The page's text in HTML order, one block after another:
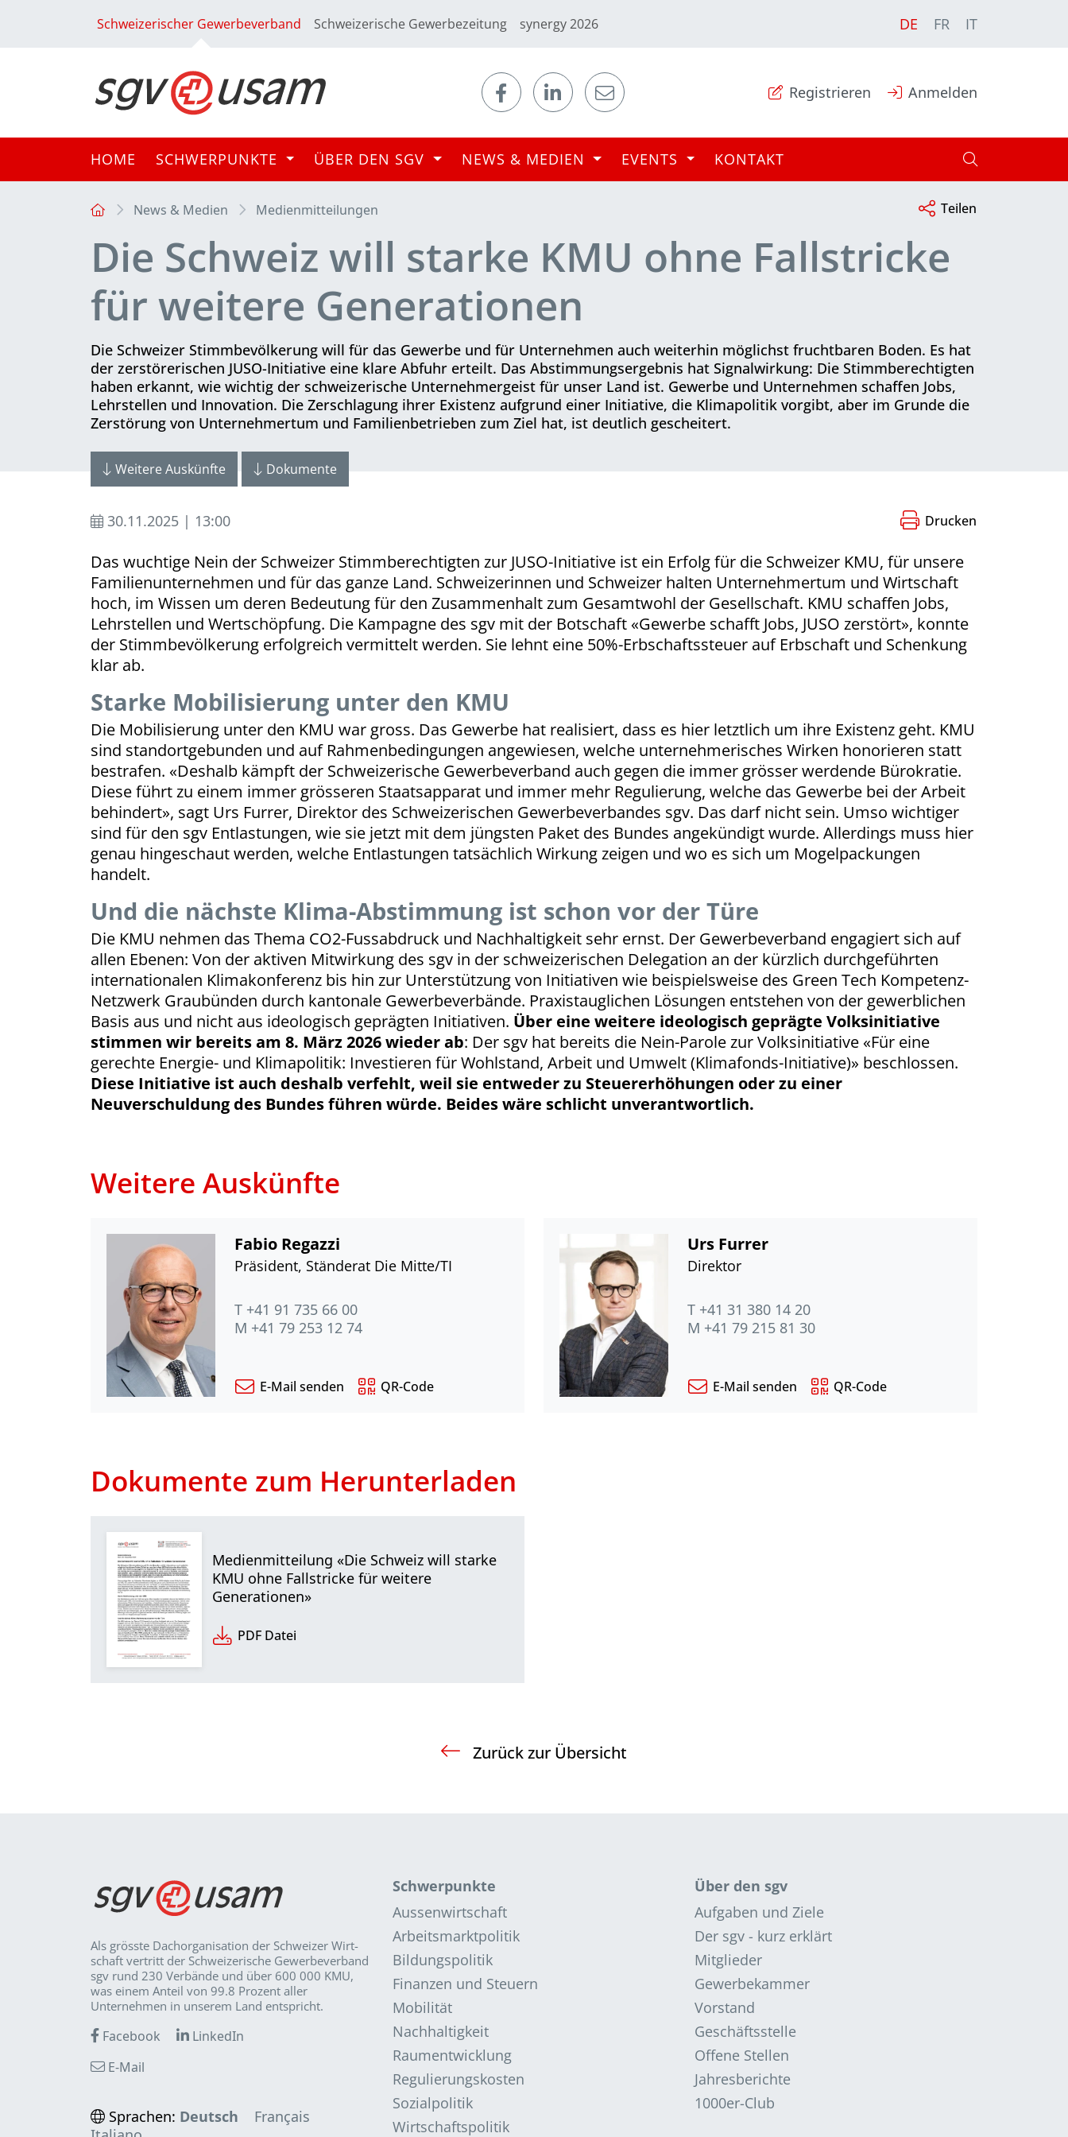
Schweizerischer Gewerbeverband Schweizerische Gewerbezeitung synergy 2026 DE FR IT
Registrieren Anmelden
HOME SCHWERPUNKTE ÜBER DEN SGV NEWS & MEDIEN EVENTS KONTAKT
News & Medien Medienmitteilungen Teilen
Die Schweiz will starke KMU ohne Fallstricke
für weitere Generationen
Die Schweizer Stimmbevölkerung will für das Gewerbe und für Unternehmen auch weiterhin möglichst fruchtbaren Boden. Es hat
der zerstö­re­rischen JUSO-Initiative eine klare Abfuhr erteilt. Das Abstimmungsergebnis hat Signalwirkung: Die Stimmberechtigten
haben erkannt, wie wichtig der schweizerische Unternehmergeist für unser Land ist. Gewerbe und Unternehmen schaffen Jobs,
Lehrstellen und Innovation. Die Zerschlagung ihrer Existenz aufgrund einer Initiative, die Klimapolitik vorgibt, aber im Grunde die
Zerstörung von Unternehmertum und Familienbetrieben zum Ziel hat, ist deutlich gescheitert.
Weitere Auskünfte Dokumente
30.11.2025 | 13:00 Drucken
Das wuchtige Nein der Schweizer Stimmberechtigten zur JUSO-Initiative ist ein Erfolg für die Schweizer KMU, für unsere
Familien­unter­nehmen und für das ganze Land. Schweizerinnen und Schweizer halten Unternehmertum und Wirtschaft
hoch, im Wissen um deren Bedeutung für den Zusammenhalt zum Gesamtwohl der Gesellschaft. KMU schaffen Jobs,
Lehrstellen und Wertschöpfung. Die Kampagne des sgv mit der Botschaft «Gewerbe schafft Jobs, JUSO zerstört», konnte
der Stimmbevölkerung erfolgreich vermittelt werden. Sie lehnt eine 50%-Erbschaftssteuer auf Erbschaft und Schenkung
klar ab.
Starke Mobilisierung unter den KMU
Die Mobilisierung unter den KMU war gross. Das Gewerbe hat realisiert, dass es hier letztlich um ihre Existenz geht. KMU
sind standort­gebunden und auf Rahmenbedingungen angewiesen, welche unternehmerisches Wirken honorieren statt
bestrafen. «Deshalb kämpft der Schweizerische Gewerbeverband auch gegen die immer grösser werdende Bürokratie.
Diese führt zu einem immer grösseren Staats­apparat und immer mehr Regulierung, welche das Gewerbe bei der Arbeit
behindert», sagt Urs Furrer, Direktor des Schweizerischen Gewerbeverbandes sgv. Das darf nicht sein. Umso wichtiger
sind für den sgv Entlastungen, wie sie jetzt mit dem jüngsten Paket des Bundes angekündigt wurde. Allerdings muss hier
genau hingeschaut werden, welche Entlastungen tatsächlich Wirkung zeigen und wo es sich um Mogelpackungen
handelt.
Und die nächste Klima-Abstimmung ist schon vor der Türe
Die KMU nehmen das Thema CO2-Fussabdruck und Nachhaltigkeit sehr ernst. Der Gewerbeverband engagiert sich auf
allen Ebenen: Von der aktiven Mitwirkung des sgv in der schweizerischen Delegation an der kürzlich durchgeführten
internationalen Klimakonferenz bis hin zur Unterstützung von Initiativen wie beispielsweise des Green Tech Kompetenz-
Netzwerk Graubünden durch kantonale Gewerbe­ver­bände. Praxistauglichen Lösungen entstehen von der gewerblichen
Basis aus und nicht aus ideologisch geprägten Initiativen. Über eine weitere ideologisch geprägte Volksinitiative
stimmen wir bereits am 8. März 2026 wieder ab: Der sgv hat bereits die Nein-Parole zur Volksinitiative «Für eine
gerechte Energie- und Klimapolitik: Investieren für Wohlstand, Arbeit und Umwelt (Klimafonds-Initiative)» beschlossen.
Diese Initiative ist auch deshalb verfehlt, weil sie entweder zu Steuererhöhungen oder zu einer
Neuverschuldung des Bundes führen würde. Beides wäre schlicht unverantwortlich.
Weitere Auskünfte
Fabio Regazzi
Präsident, Ständerat Die Mitte/TI
T +41 91 735 66 00
M +41 79 253 12 74
E-Mail senden QR-Code
Urs Furrer
Direktor
T +41 31 380 14 20
M +41 79 215 81 30
E-Mail senden QR-Code
Dokumente zum Herunterladen
Medienmitteilung «Die Schweiz will starke
KMU ohne Fallstricke für weitere
Generationen»
PDF Datei
Zurück zur Übersicht
Als grösste Dachorganisation der Schweizer Wirt­
schaft vertritt der Schweizerische Gewerbeverband
sgv rund 230 Verbände und über 600 000 KMU,
was einem Anteil von 99.8 Prozent aller
Unternehmen in unserem Land entspricht.
Facebook
LinkedIn
E-Mail
Sprachen: Deutsch
Français
Schwerpunkte
Aussenwirtschaft
Arbeitsmarktpolitik
Bildungspolitik
Finanzen und Steuern
Mobilität
Nachhaltigkeit
Raumentwicklung
Regulierungskosten
Sozialpolitik
Wirtschaftspolitik
Über den sgv
Aufgaben und Ziele
Der sgv - kurz erklärt
Mitglieder
Gewerbekammer
Vorstand
Geschäftsstelle
Offene Stellen
Jahresberichte
1000er-Club